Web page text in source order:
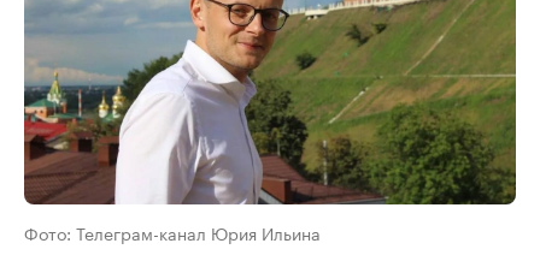
Фото: Телеграм-канал Юрия Ильина